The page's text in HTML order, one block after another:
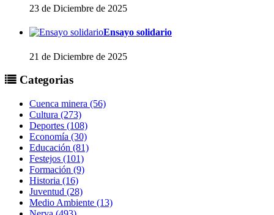
23 de Diciembre de 2025
Ensayo solidario
21 de Diciembre de 2025
Categorias
Cuenca minera (56)
Cultura (273)
Deportes (108)
Economía (30)
Educación (81)
Festejos (101)
Formación (9)
Historia (16)
Juventud (28)
Medio Ambiente (13)